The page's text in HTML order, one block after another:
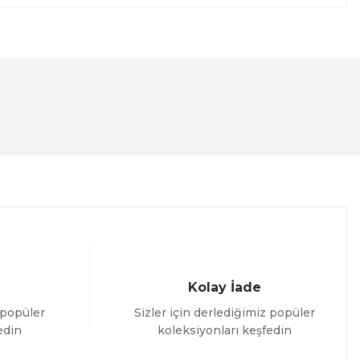
Kolay İade
Sizler için derlediğimiz popüler
koleksiyonları keşfedin